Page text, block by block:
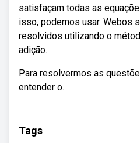
satisfaçam todas as
isso, podemos usar. Webos
resolvidos utilizando o
adição.
Para resolvermos as
entender o.
Tags